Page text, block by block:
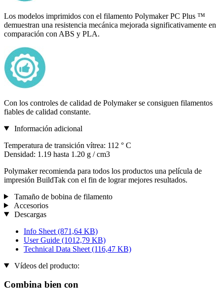
Los modelos imprimidos con el filamento Polymaker PC Plus ™
demuestran una resistencia mecánica mejorada significativamente en
comparación con ABS y PLA.
Con los controles de calidad de Polymaker se consiguen filamentos
fiables de calidad constante.
Información adicional
Temperatura de transición vítrea: 112 ° C
Densidad: 1.19 hasta 1.20 g / cm3
Polymaker recomienda para todos los productos una película de
impresión BuildTak con el fin de lograr mejores resultados.
Tamaño de bobina de filamento
Accesorios
Descargas
Info Sheet (871,64 KB)
User Guide (1012,79 KB)
Technical Data Sheet (116,47 KB)
Vídeos del producto:
Combina bien con